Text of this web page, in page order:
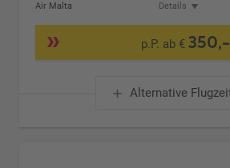
Air Malta
Details
p.P. ab € 350,-
Alternative